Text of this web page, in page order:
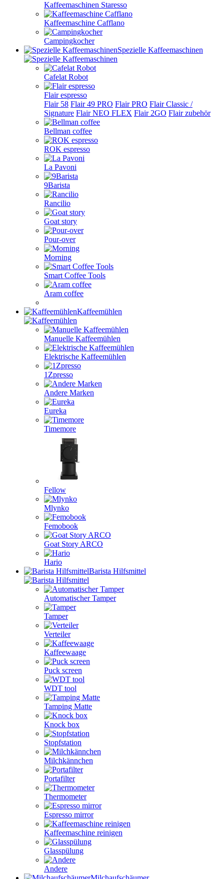
Kaffeemaschinen Staresso
Kaffeemaschine Cafflano
Campingkocher
Spezielle Kaffeemaschinen
Cafelat Robot
Flair espresso
Flair 58 Flair 49 PRO Flair PRO Flair Classic /
Signature Flair NEO FLEX Flair 2GO Flair zubehör
Bellman coffee
ROK espresso
La Pavoni
9Barista
Rancilio
Goat story
Pour-over
Morning
Smart Coffee Tools
Aram coffee
Kaffeemühlen
Manuelle Kaffeemühlen
Elektrische Kaffeemühlen
1Zpresso
Andere Marken
Eureka
Timemore
Fellow
Mlynko
Femobook
Goat Story ARCO
Hario
Barista Hilfsmittel
Automatischer Tamper
Tamper
Verteiler
Kaffeewaage
Puck screen
WDT tool
Tamping Matte
Knock box
Stopfstation
Milchkännchen
Portafilter
Thermometer
Espresso mirror
Kaffeemaschine reinigen
Glasspülung
Andere